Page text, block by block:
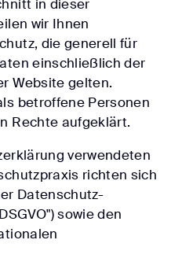
in dieser
wir Ihnen
die generell für
einschließlich der
Website gelten.
betroffene Personen
Rechte aufgeklärt.
verwendeten
richten sich
Datenschutz-
sowie den